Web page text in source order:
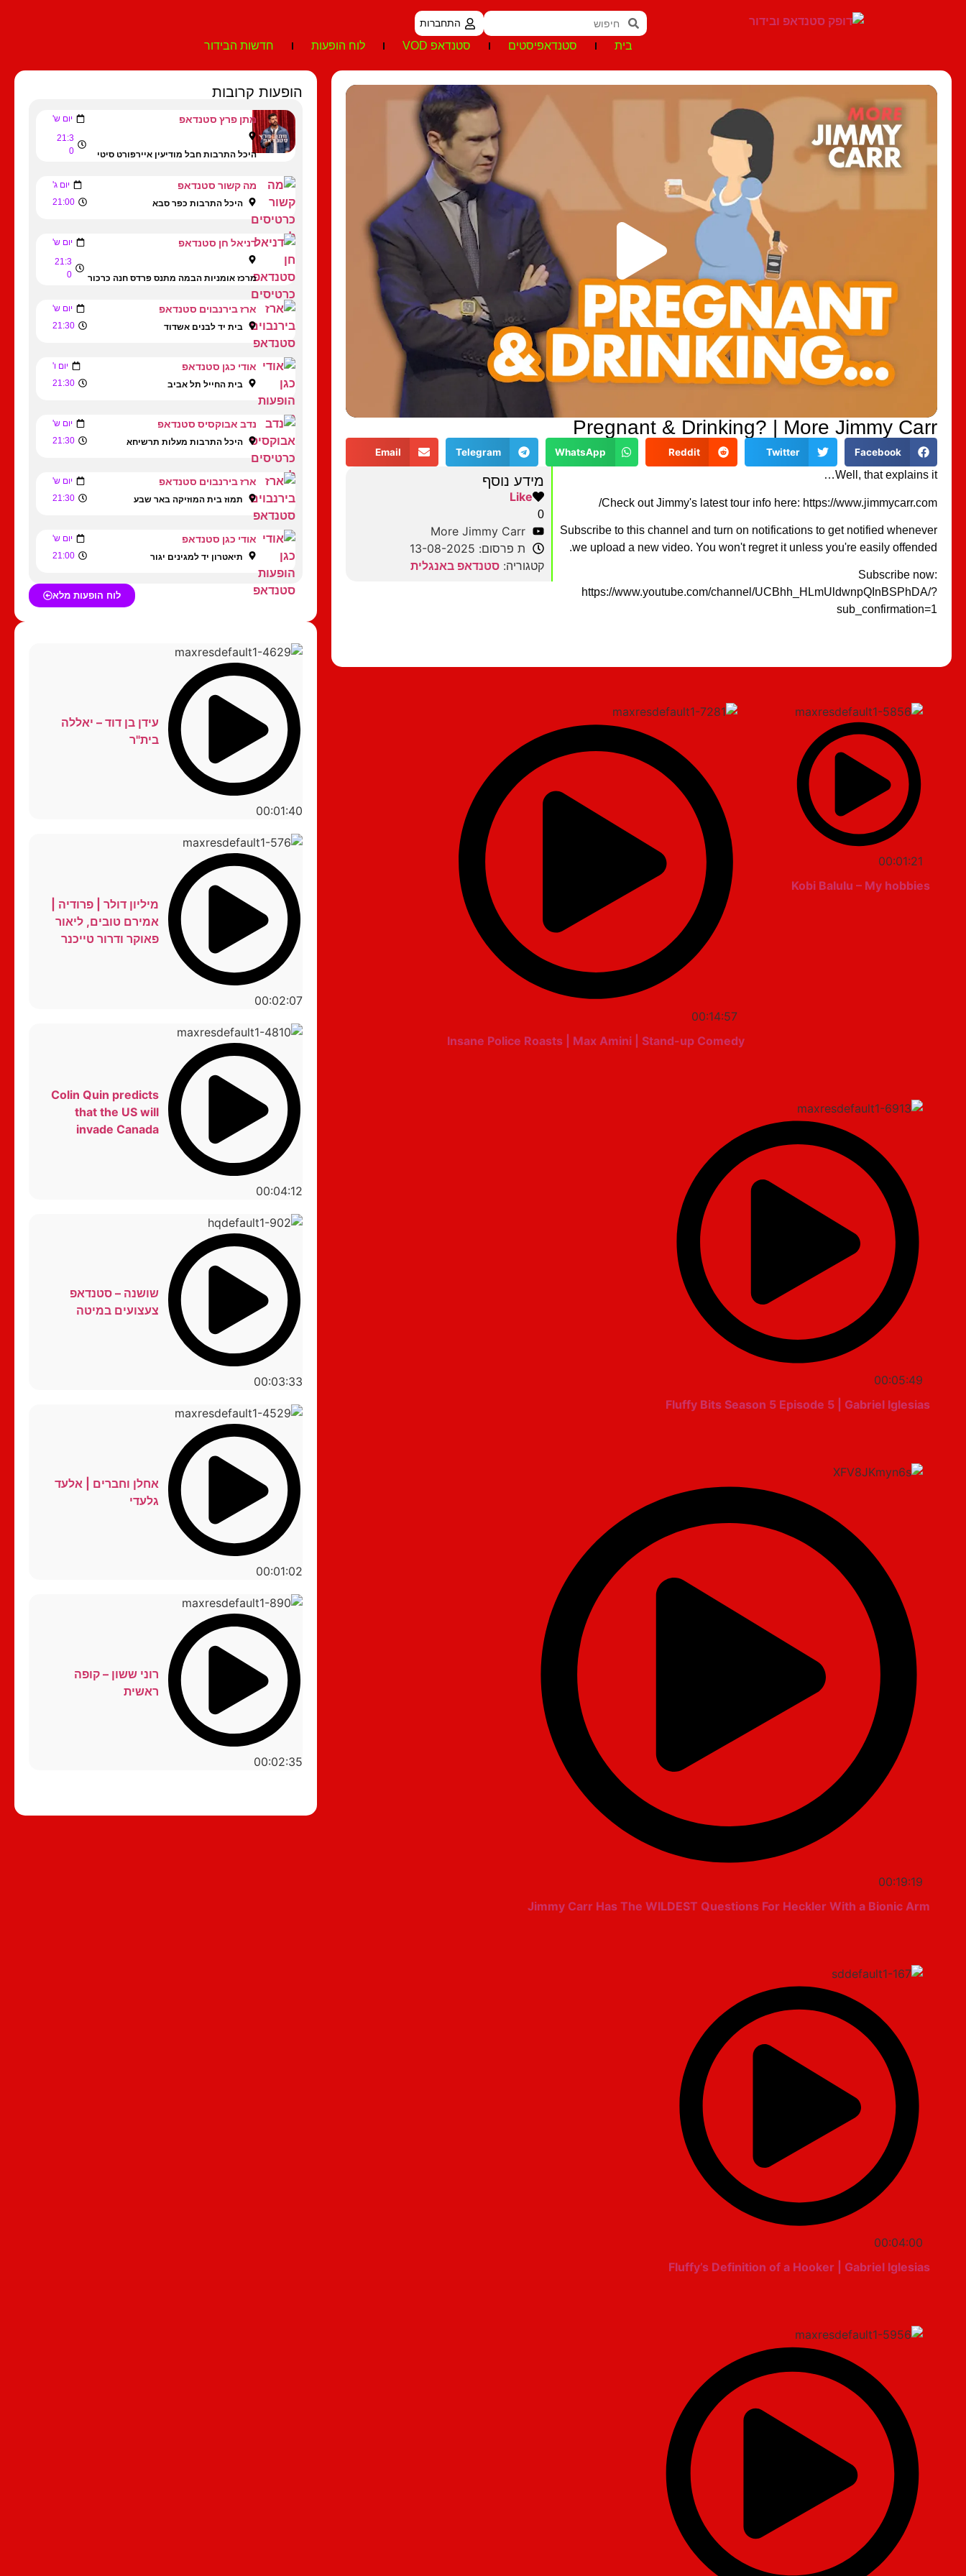
התחברות
בית סטנדאפיסטים סטנדאפ VOD לוח הופעות חדשות הבידור
Pregnant & Drinking? | More Jimmy Carr
Facebook
Twitter
Reddit
WhatsApp
Telegram
Email
Well, that explains it…
Check out Jimmy's latest tour info here: https://www.jimmycarr.com/
Subscribe to this channel and turn on notifications to get notified whenever
we upload a new video. You won't regret it unless you're easily offended.
Subscribe now:
https://www.youtube.com/channel/UCBhh_HLmUldwnpQInBSPhDA/?
sub_confirmation=1
מידע נוסף
Like
0
More Jimmy Carr
ת פרסום: 13-08-2025
קטגוריה: סטנדאפ באנגלית
00:01:21
Kobi Balulu – My hobbies
00:14:57
Insane Police Roasts | Max Amini | Stand-up Comedy
00:05:49
Fluffy Bits Season 5 Episode 5 | Gabriel Iglesias
00:19:19
Jimmy Carr Has The WILDEST Questions For Heckler With a Bionic Arm
00:04:00
Fluffy’s Definition of a Hooker | Gabriel Iglesias
הופעות קרובות
מתן פרץ סטנדאפ יום ש'
היכל התרבות חבל מודיעין איירפורט סיטי
21:3
0
מה קשור סטנדאפ יום ג'
היכל התרבות כפר סבא 21:00
דניאל חן סטנדאפ יום ש'
מרכז אומניות הבמה מתנס פרדס חנה כרכור
21:3
0
ארז בירנבוים סטנדאפ יום ש'
בית יד לבנים אשדוד 21:30
אודי כגן סטנדאפ יום ו'
בית החייל תל אביב 21:30
נדב אבוקסיס סטנדאפ יום ש'
היכל התרבות מעלות תרשיחא 21:30
ארז בירנבוים סטנדאפ יום ש'
תמוז בית המוזיקה באר שבע 21:30
אודי כגן סטנדאפ יום ש'
תיאטרון יד למגינים יגור 21:00
לוח הופעות מלא
00:01:40
עידן בן דוד – יאללה
בית"ר
00:02:07
מיליון דולר | פרודיה |
אמירם טובים, ליאור
פאוקר ודרור טייכנר
00:04:12
Colin Quin predicts
that the US will
invade Canada
00:03:33
שושנה – סטנדאפ
צעצועים במיטה
00:01:02
אחלן וחברים | אלעד
גלעדי
00:02:35
רוני ששון – קופה
ראשית